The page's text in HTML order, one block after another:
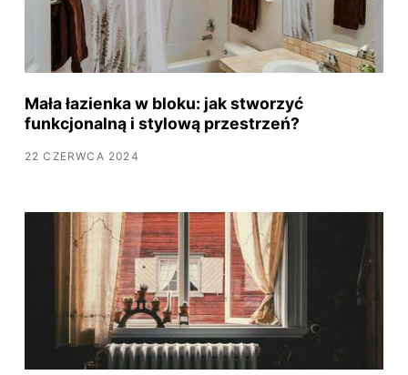
Mała łazienka w bloku: jak stworzyć
funkcjonalną i stylową przestrzeń?
22 CZERWCA 2024